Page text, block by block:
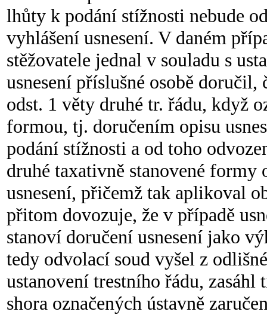
lhůty k podání stížnosti nebude
vyhlášení usnesení. V daném
stěžovatele jednal v souladu s
usnesení příslušné osobě
odst. 1 věty druhé tr. řádu, když
formou, tj. doručením opisu
podání stížnosti a od toho
druhé taxativně stanovené formy
usnesení, přičemž tak aplikoval
přitom dovozuje, že v případě
stanoví doručení usnesení jako
tedy odvolací soud vyšel z
ustanovení trestního řádu, zasáhl
shora označených ústavně